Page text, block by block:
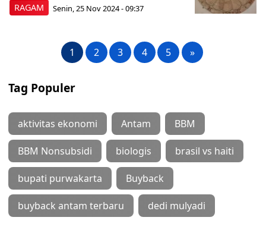
RAGAM Senin, 25 Nov 2024 - 09:37
1 2 3 4 5 »
Tag Populer
aktivitas ekonomi Antam BBM
BBM Nonsubsidi biologis brasil vs haiti
bupati purwakarta Buyback
buyback antam terbaru dedi mulyadi